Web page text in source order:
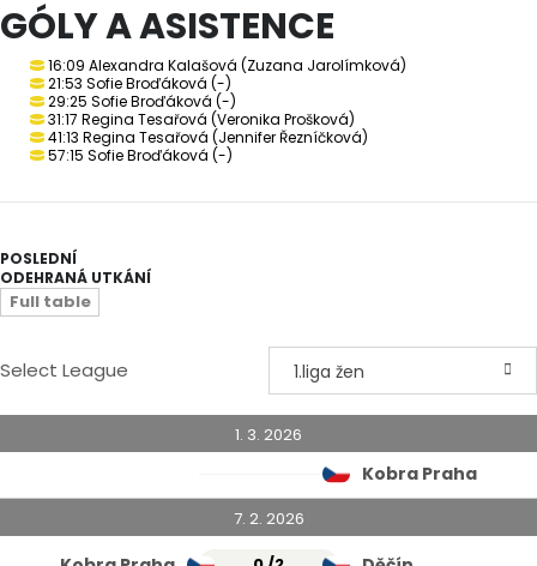
GÓLY A ASISTENCE
16:09 Alexandra Kalašová (Zuzana Jarolímková)
21:53 Sofie Broďáková (-)
29:25 Sofie Broďáková (-)
31:17 Regina Tesařová (Veronika Prošková)
41:13 Regina Tesařová (Jennifer Řezníčková)
57:15 Sofie Broďáková (-)
POSLEDNÍ
ODEHRANÁ UTKÁNÍ
Full table
Select League 1.liga žen
1. 3. 2026
Kobra Praha
7. 2. 2026